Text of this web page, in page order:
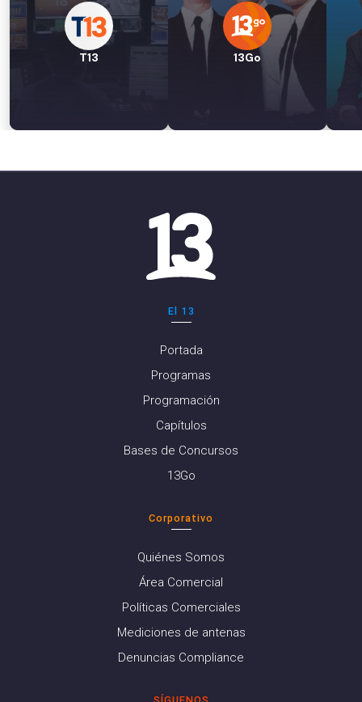
T13 13Go
El 13
Portada
Programas
Programación
Capítulos
Bases de Concursos
13Go
Corporativo
Quiénes Somos
Área Comercial
Políticas Comerciales
Mediciones de antenas
Denuncias Compliance